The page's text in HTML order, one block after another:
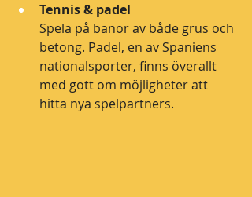
Tennis & padel
Spela på banor av både grus och
betong. Padel, en av Spaniens
nationalsporter, finns överallt
med gott om möjligheter att
hitta nya spelpartners.